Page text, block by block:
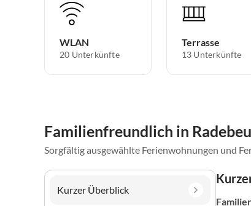
WLAN
20 Unterkünfte
Terrasse
13 Unterkünfte
Familienfreundlich in
Sorgfältig ausgewählte Ferienwohnungen und
Kurzer Überblick